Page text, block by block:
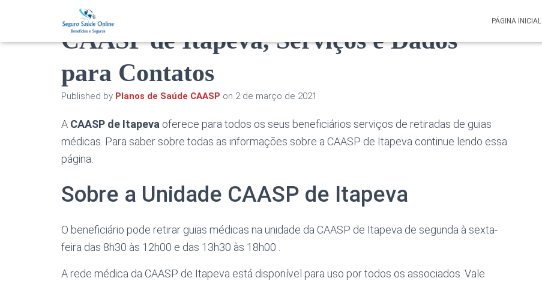
PÁGINA INICIAL
CAASP de Itapeva, Serviços e Dados
para Contatos
Published by Planos de Saúde CAASP on 2 de março de 2021
A CAASP de Itapeva oferece para todos os seus beneficiários serviços de retiradas de guias
médicas. Para saber sobre todas as informações sobre a CAASP de Itapeva continue lendo essa
página.
Sobre a Unidade CAASP de Itapeva
O beneficiário pode retirar guias médicas na unidade da CAASP de Itapeva de segunda à sexta-
feira das 8h30 às 12h00 e das 13h30 às 18h00 .
A rede médica da CAASP de Itapeva está disponível para uso por todos os associados. Vale